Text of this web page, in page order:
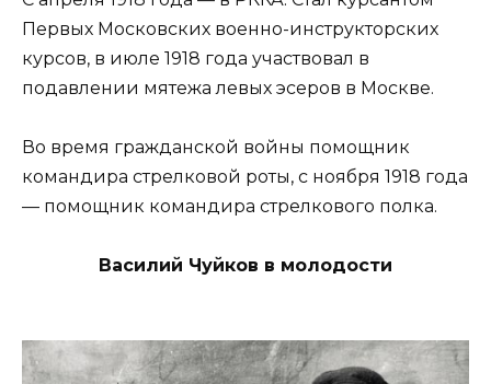
Первых Московских военно-инструкторских
курсов, в июле 1918 года участвовал в
подавлении мятежа левых эсеров в Москве.
Во время гражданской войны помощник
командира стрелковой роты, с ноября 1918 года
— помощник командира стрелкового полка.
Василий Чуйков в молодости